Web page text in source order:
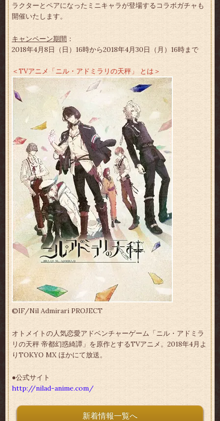
ラクターとペアになったミニキャラが登場するコラボガチャも
開催いたします。
キャンペーン期間 ：
2018年4月8日（日）16時から2018年4月30日（月）16時まで
＜TVアニメ「ニル・アドミラリの天秤」 とは＞
©IF/Nil Admirari PROJECT
オトメイトの人気恋愛アドベンチャーゲーム「ニル・アドミラ
リの天秤 帝都幻惑綺譚」を原作とするTVアニメ。2018年4月よ
りTOKYO MX ほかにて放送。
●公式サイト
http://nilad-anime.com/
新着情報一覧へ